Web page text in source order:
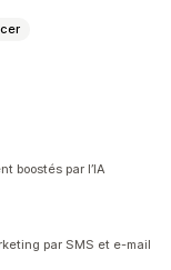
boostés par l’IA
par SMS et e-mail